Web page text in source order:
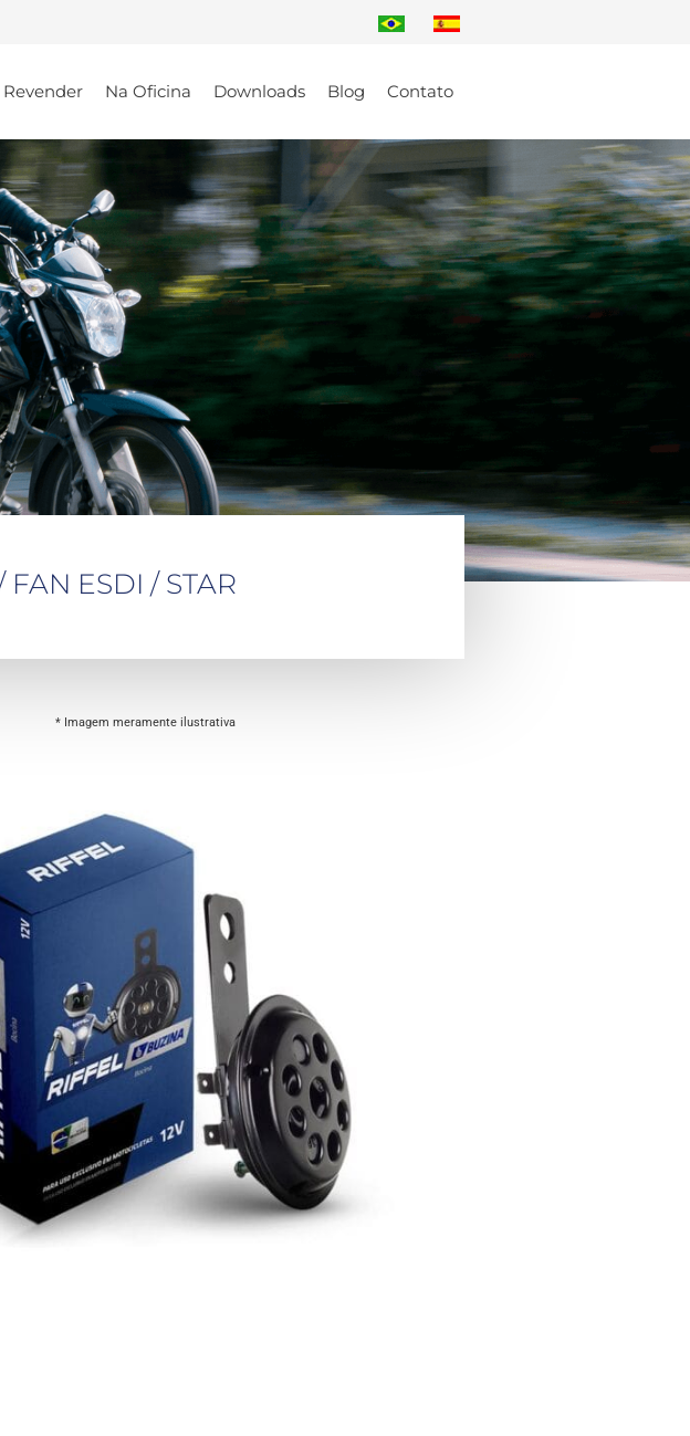
Na Oficina Downloads Blog Contato
ESDI / STAR
* Imagem meramente ilustrativa